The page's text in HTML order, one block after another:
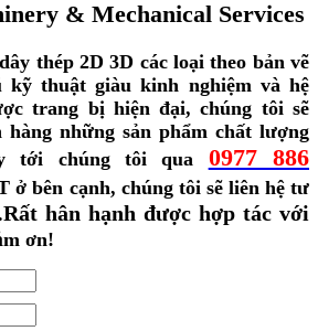
& Mechanical Services
thép 2D 3D các loại theo bản vẽ
kỹ thuật giàu kinh nghiệm và hệ
trang bị hiện đại, chúng tôi sẽ
những sản phẩm chất lượng
tới chúng tôi qua 0977 886
ở bên cạnh, chúng tôi sẽ liên hệ tư
Rất hân hạnh được hợp tác với
m ơn!